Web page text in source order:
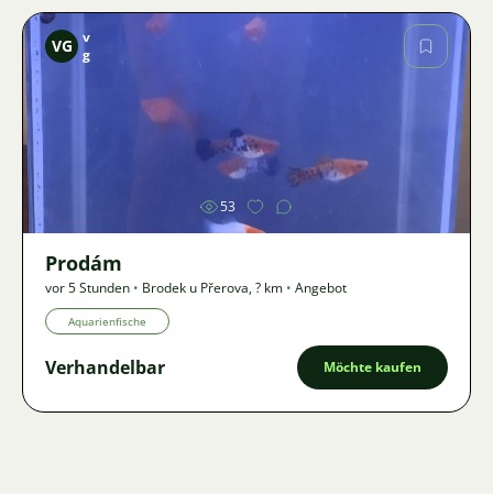
Bild
VG v
g
53
Prodám
vor 5 Stunden • Brodek u Přerova,? km • Angebot
Aquarienfische
Verhandelbar Möchte kaufen